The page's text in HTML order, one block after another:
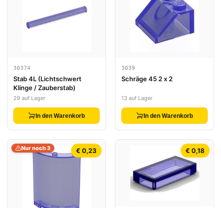
30374
Stab 4L (Lichtschwert
Klinge / Zauberstab)
29 auf Lager
In den Warenkorb
3039
Schräge 45 2 x 2
13 auf Lager
In den Warenkorb
€ 0,23
Nur noch 3 € 0,18